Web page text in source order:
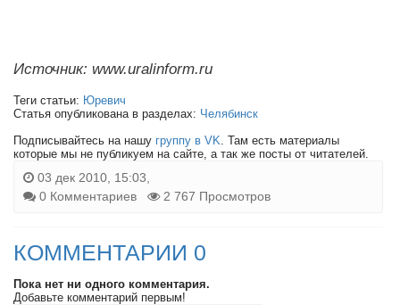
Источник: www.uralinform.ru
Теги статьи: Юревич
Статья опубликована в разделах: Челябинск
Подписывайтесь на нашу группу в VK. Там есть материалы
которые мы не публикуем на сайте, а так же посты от читателей.
03 дек 2010, 15:03,
0 Комментариев
2 767 Просмотров
КОММЕНТАРИИ 0
Пока нет ни одного комментария.
Добавьте комментарий первым!